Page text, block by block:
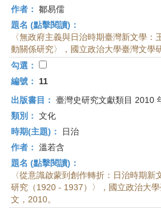
作者： 鄒易儒
題名 (點擊閱讀)：
〈無政府主義與日治時期臺灣新文學
動關係研究〉，國立政治大學臺灣文學
勾選：
編號：
11
出版書目： 臺灣史研究文獻類目 2010
類別： 文化
時期(主題)：
日治
作者： 溫若含
題名 (點擊閱讀)：
〈從意識啟蒙到創作轉折：日治時期
研究（1920 - 1937）〉，國立政治大
文，2010。